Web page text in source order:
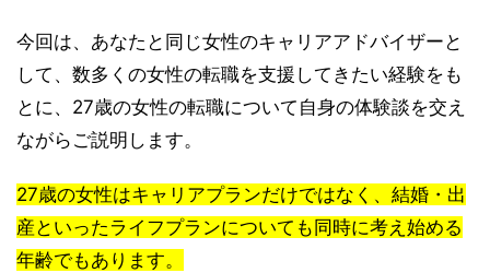
今回は、あなたと同じ女性のキャリアアドバイザーと
して、数多くの女性の転職を支援してきたい経験をも
とに、27歳の女性の転職について自身の体験談を交え
ながらご説明します。
27歳の女性はキャリアプランだけではなく、結婚・出
産といったライフプランについても同時に考え始める
年齢でもあります。